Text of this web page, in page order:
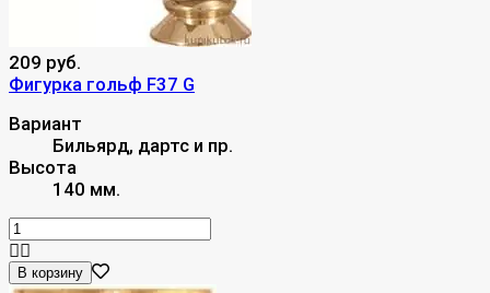
209 руб.
Фигурка гольф F37 G
Вариант
Бильярд, дартс и пр.
Высота
140 мм.
В корзину